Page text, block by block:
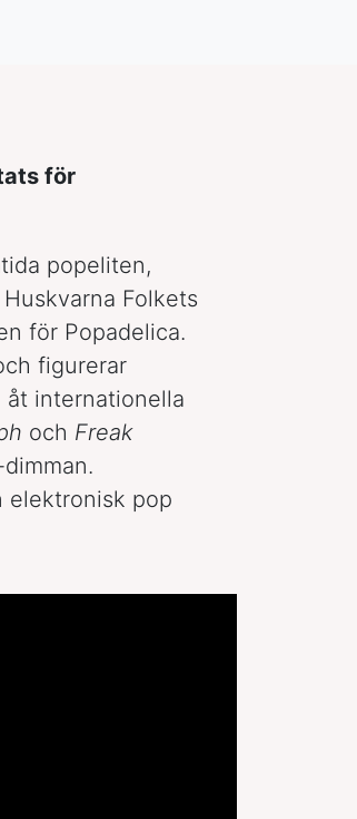
för
popeliten,
Folkets
för Popadelica.
figurerar
internationella
och Freak
elektronisk pop